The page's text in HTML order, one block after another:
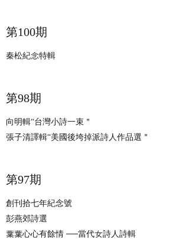
​​第100期
秦松紀念特輯
​​第98期
向明輯“台灣小詩一束＂
張子清譯輯“美國後垮掉派詩人作品選＂
​​第97期
創刊拾七年紀念號
彭燕郊詩選
葉葉心心有餘情 ──當代女詩人詩輯